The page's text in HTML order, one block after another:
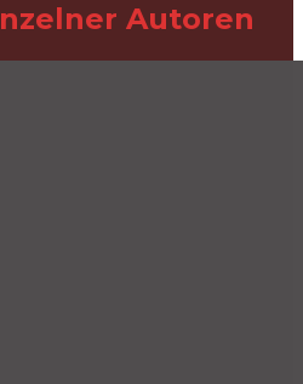
Autoren